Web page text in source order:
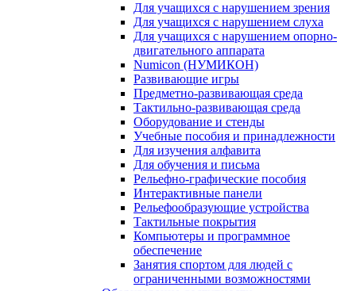
Для учащихся с нарушением зрения
Для учащихся с нарушением слуха
Для учащихся с нарушением опорно-
двигательного аппарата
Numicon (НУМИКОН)
Развивающие игры
Предметно-развивающая среда
Тактильно-развивающая среда
Оборудование и стенды
Учебные пособия и принадлежности
Для изучения алфавита
Для обучения и письма
Рельефно-графические пособия
Интерактивные панели
Рельефообразующие устройства
Тактильные покрытия
Компьютеры и программное
обеспечение
Занятия спортом для людей с
ограниченными возможностями